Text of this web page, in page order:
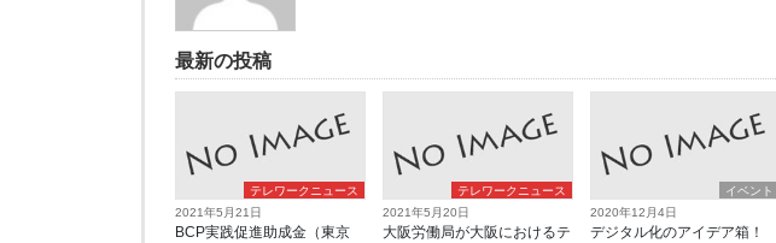
最新の投稿
テレワークニュース
2021年5月21日
BCP実践促進助成金（東京
テレワークニュース
2021年5月20日
大阪労働局が大阪におけるテ
イベント
2020年12月4日
デジタル化のアイデア箱！